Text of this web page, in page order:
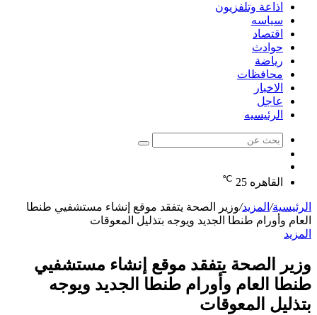
اذاعة وتلفزيون
سياسه
اقتصاد
حوادث
رياضة
محافظات
الاخبار
عاجل
الرئيسيه
بحث
عشوائي
القاهره 25
℃
الرئيسية/ المزيد/وزير الصحة يتفقد موقع إنشاء مستشفيي طنطا
العام وأورام طنطا الجديد ويوجه بتذليل المعوقات
المزيد
وزير الصحة يتفقد موقع إنشاء مستشفيي
طنطا العام وأورام طنطا الجديد ويوجه
بتذليل المعوقات